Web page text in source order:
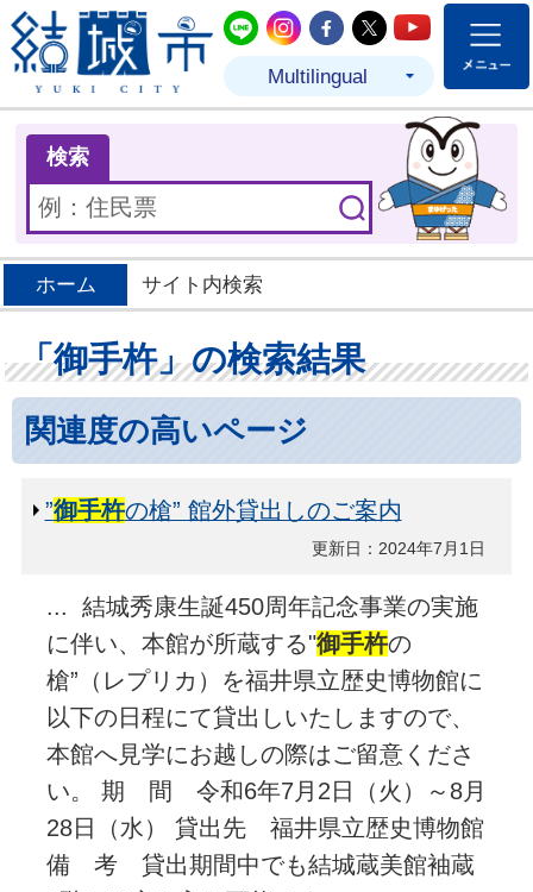
結城市公式LINE
結城市公式Instagram
結城市公式
結城市公式
結城市
Multilingual
検索
ホーム サイト内検索
「御手杵」の検索結果
関連度の高いページ
”御手杵の槍” 館外貸出しのご案内
更新日：2024年7月1日
... 結城秀康生誕450周年記念事業の実施
に伴い、本館が所蔵する"御手杵の
槍”（レプリカ）を福井県立歴史博物館に
以下の日程にて貸出しいたしますので、
本館へ見学にお越しの際はご留意くださ
い。 期 間 令和6年7月2日（火）～8月
28日（水） 貸出先 福井県立歴史博物館
備 考 貸出期間中でも結城蔵美館袖蔵